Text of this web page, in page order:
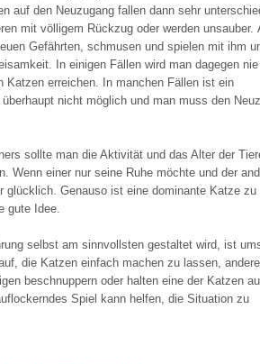
auf den Neuzugang fallen dann sehr
mit völligem Rückzug oder werden unsauber.
Gefährten, schmusen und spielen mit ihm
In einigen Fällen wird man dagegen
Katzen erreichen. In manchen Fällen ist ein
nicht möglich und man muss den
sollte man die Aktivität und das Alter der
Wenn einer nur seine Ruhe möchte und der
glücklich. Genauso ist eine dominante Katze zu
gute Idee.
selbst am sinnvollsten gestaltet wird, ist
die Katzen einfach machen zu lassen,
beschnuppern oder halten eine der Katzen
Spiel kann helfen, die Situation zu